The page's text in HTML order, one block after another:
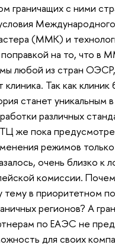
граничащих с ними
Международного
(ММК) и
на то, что в
любой из стран
Так как клиник
станет уникальным
различных
же пока
режимов
очень близко к
комиссии.
тему в приоритетном
регионов? А
по ЕАЭС не
для своих